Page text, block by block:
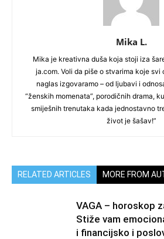
Mika L.
Mika je kreativna duša koja stoji iza
ja.com. Voli da piše o stvarima koje svi
naglas izgovaramo – od ljubavi i
“ženskih momenata”, porodičnih drama,
smiješnih trenutaka kada jednostavno
život je šašav!”
RELATED ARTICLES MORE FROM
VAGA – horoskop
Stiže vam
i financijsko i